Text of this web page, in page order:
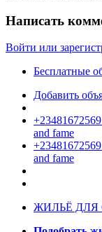
Написать
Войти или
Бесплатные
Добавить
and fame
and fame
ЖИЛЬЁ